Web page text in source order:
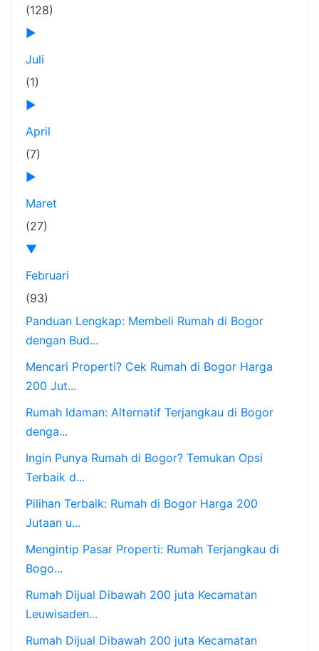
(128)
►
Juli
(1)
►
April
(7)
►
Maret
(27)
▼
Februari
(93)
Panduan Lengkap: Membeli Rumah di Bogor
dengan Bud...
Mencari Properti? Cek Rumah di Bogor Harga
200 Jut...
Rumah Idaman: Alternatif Terjangkau di Bogor
denga...
Ingin Punya Rumah di Bogor? Temukan Opsi
Terbaik d...
Pilihan Terbaik: Rumah di Bogor Harga 200
Jutaan u...
Mengintip Pasar Properti: Rumah Terjangkau di
Bogo...
Rumah Dijual Dibawah 200 juta Kecamatan
Leuwisaden...
Rumah Dijual Dibawah 200 juta Kecamatan